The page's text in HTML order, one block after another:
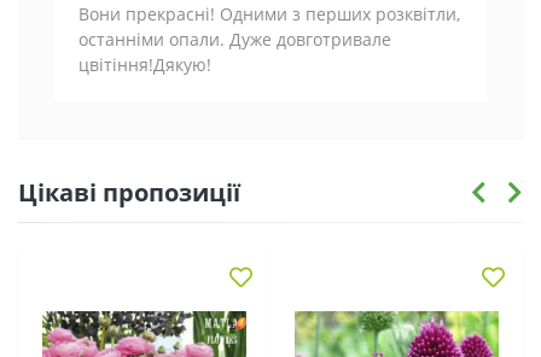
Вони прекрасні! Одними з перших розквітли,
останніми опали. Дуже довготривале
цвітіння!Дякую!
Цікаві пропозиції